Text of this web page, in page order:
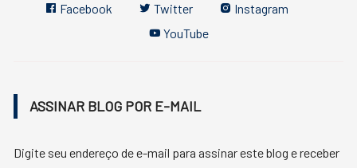
Facebook Twitter
Instagram
YouTube
ASSINAR BLOG POR E-MAIL
Digite seu endereço de e-mail para assinar este blog e receber